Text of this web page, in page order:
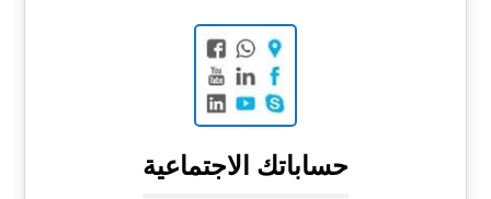
حساباتك الاجتماعية